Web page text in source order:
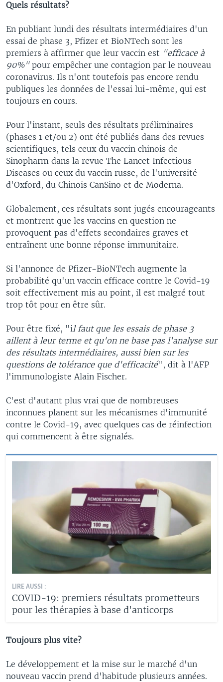
Quels résultats?
En publiant lundi des résultats intermédiaires d'un
essai de phase 3, Pfizer et BioNTech sont les
premiers à affirmer que leur vaccin est "efficace à
90%" pour empêcher une contagion par le nouveau
coronavirus. Ils n'ont toutefois pas encore rendu
publiques les données de l'essai lui-même, qui est
toujours en cours.
Pour l'instant, seuls des résultats préliminaires
(phases 1 et/ou 2) ont été publiés dans des revues
scientifiques, tels ceux du vaccin chinois de
Sinopharm dans la revue The Lancet Infectious
Diseases ou ceux du vaccin russe, de l'université
d'Oxford, du Chinois CanSino et de Moderna.
Globalement, ces résultats sont jugés encourageants
et montrent que les vaccins en question ne
provoquent pas d'effets secondaires graves et
entraînent une bonne réponse immunitaire.
Si l'annonce de Pfizer-BioNTech augmente la
probabilité qu'un vaccin efficace contre le Covid-19
soit effectivement mis au point, il est malgré tout
trop tôt pour en être sûr.
Pour être fixé, "il faut que les essais de phase 3
aillent à leur terme et qu'on ne base pas l'analyse sur
des résultats intermédiaires, aussi bien sur les
questions de tolérance que d'efficacité", dit à l'AFP
l'immunologiste Alain Fischer.
C'est d'autant plus vrai que de nombreuses
inconnues planent sur les mécanismes d'immunité
contre le Covid-19, avec quelques cas de réinfection
qui commencent à être signalés.
LIRE AUSSI :
COVID-19: premiers résultats prometteurs
pour les thérapies à base d'anticorps
Toujours plus vite?
Le développement et la mise sur le marché d'un
nouveau vaccin prend d'habitude plusieurs années.